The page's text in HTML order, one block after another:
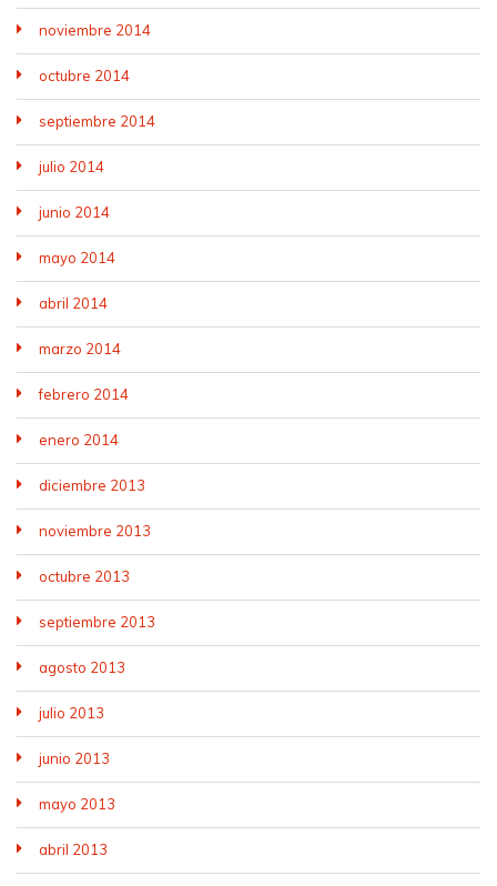
noviembre 2014
octubre 2014
septiembre 2014
julio 2014
junio 2014
mayo 2014
abril 2014
marzo 2014
febrero 2014
enero 2014
diciembre 2013
noviembre 2013
octubre 2013
septiembre 2013
agosto 2013
julio 2013
junio 2013
mayo 2013
abril 2013